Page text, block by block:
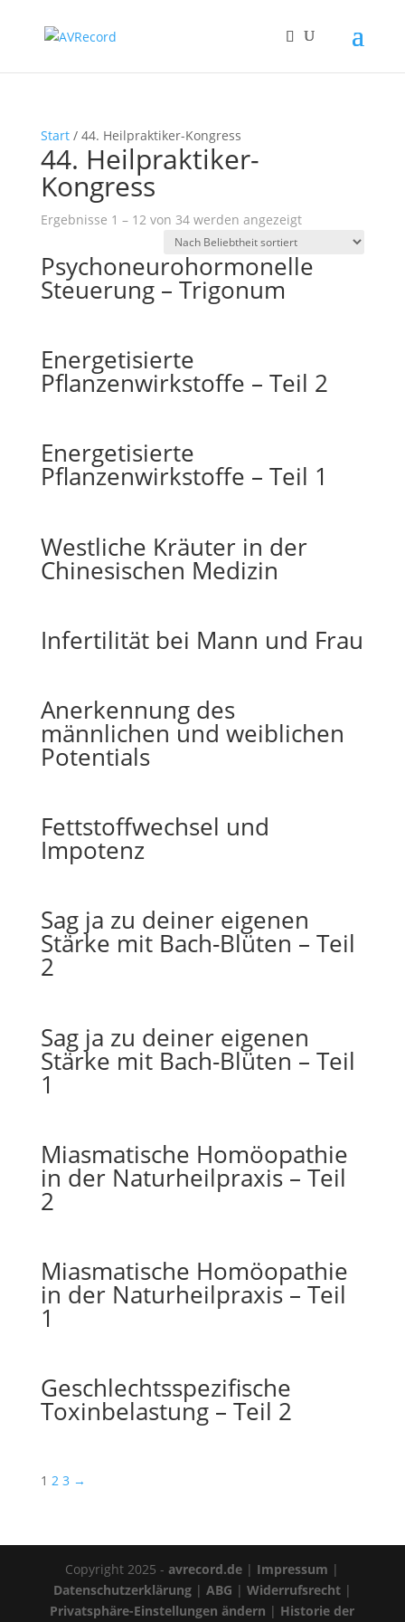
Start/ 44. Heilpraktiker-Kongress
44. Heilpraktiker-
Kongress
Ergebnisse 1 – 12 von 34 werden angezeigtNach
Beliebtheit
sortiert
Psychoneurohormonelle
Steuerung – Trigonum
Energetisierte
Pflanzenwirkstoffe – Teil 2
Energetisierte
Pflanzenwirkstoffe – Teil 1
Westliche Kräuter in der
Chinesischen Medizin
Infertilität bei Mann und Frau
Anerkennung des
männlichen und weiblichen
Potentials
Fettstoffwechsel und
Impotenz
Sag ja zu deiner eigenen
Stärke mit Bach-Blüten – Teil
2
Sag ja zu deiner eigenen
Stärke mit Bach-Blüten – Teil
1
Miasmatische Homöopathie
in der Naturheilpraxis – Teil
2
Miasmatische Homöopathie
in der Naturheilpraxis – Teil
1
Geschlechtsspezifische
Toxinbelastung – Teil 2
1 2 3 →
Copyright 2025 -avrecord.de | Impressum |
Datenschutzerklärung| ABG | Widerrufsrecht|
Privatsphäre-Einstellungen ändern | Historie der